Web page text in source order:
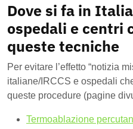
Dove si fa in
ospedali e centri
queste tecniche
Per evitare l’effetto “notizia
italiane/IRCCS e ospedali
queste procedure (pagine
Termoablazione